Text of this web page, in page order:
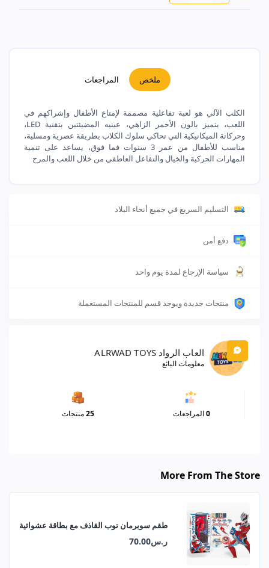
ملخص المراجعات
الكلب الآلي هو لعبة تفاعلية مصممة لإمتاع الأطفال وإشراكهم في
اللعب، يتميز بالون الأحمر الزاهي، عينيه المضيئتين بتقنية LED،
وحركاتة الميكانيكية التي تحاكي سلوك الكلاب بطريقة عصرية ومسلية،
مناسب للأطفال من عمر 3 سنوات فما فوق، يساعد على تنمية
المهارات الحركية والخيال والتفاعل العاطفي من خلال اللعب والمرح
التسليم السريع في جميع أنحاء البلاد
دفع أمن
سياسة الإرجاع لمدة يوم واحد
منتجات جديدة ويوجد قسم للمنتجات المستعملة
العاب الرواد ALRWAD TOYS
معلومات البائع
0المراجعات 25منتجات
More From The Store
طقم سوبرمان توب القاذف مع بطاقة عشوائية
ر.س70.00